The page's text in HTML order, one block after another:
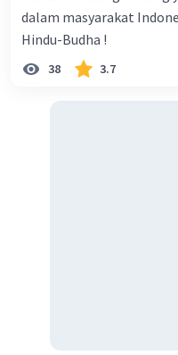
pada pandangan
Beri Rating
dalam masyarakat
Hindu-Budha !
38 3.7